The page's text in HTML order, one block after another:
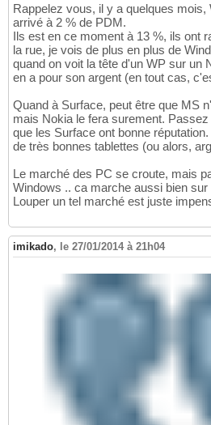
Rappelez vous, il y a quelques mois,
arrivé à 2 % de PDM.
Ils est en ce moment à 13 %, ils ont
la rue, je vois de plus en plus de
quand on voit la tête d'un WP sur un
en a pour son argent (en tout cas,
Quand à Surface, peut être que MS
mais Nokia le fera surement.
que les Surface ont bonne
de très bonnes tablettes (ou alors,
Le marché des PC se croute, mais
Windows .. ca marche aussi bien sur
Louper un tel marché est juste
imikado, le 27/01/2014 à 21h04